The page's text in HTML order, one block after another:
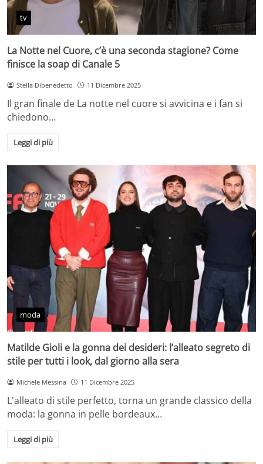
tv
La Notte nel Cuore, c’è una seconda stagione? Come
finisce la soap di Canale 5
Stella Dibenedetto 11 Dicembre 2025
Il gran finale de La notte nel cuore si avvicina e i fan si
chiedono…
Leggi di più
moda
Matilde Gioli e la gonna dei desideri: l’alleato segreto di
stile per tutti i look, dal giorno alla sera
Michele Messina 11 Dicembre 2025
L'alleato di stile perfetto, torna un grande classico della
moda: la gonna in pelle bordeaux…
Leggi di più